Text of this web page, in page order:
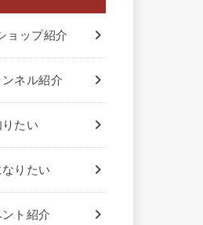
ョップ紹介
ンネル紹介
りたい
なりたい
ント紹介